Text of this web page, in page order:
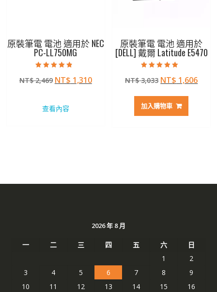
原裝筆電 電池 適用於 NEC
PC-LL750MG
4.50
滿分 5
NT$2,469 原
格：
NT$ 1,310目
查看內容
原裝筆電 電池 適用於
[DELL] 戴爾 Latitude E5470
5.00
滿分 5
NT$3,033 原
價
格：
NT$ 1,606目
加入購物車
2026 年 8 月
一 二 三 四 五 六
日
1
2
3
4 5 6 7 8
9
10
11 12 13 14 15
16